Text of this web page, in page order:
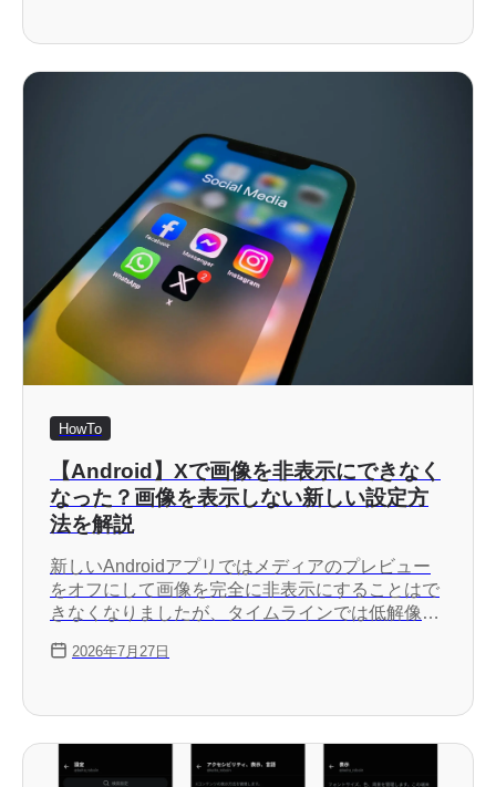
HowTo
【Android】Xで画像を非表示にできなく
なった？画像を表示しない新しい設定方
法を解説
新しいAndroidアプリではメディアのプレビュー
をオフにして画像を完全に非表示にすることはで
きなくなりましたが、タイムラインでは低解像度
ます。
2026年7月27日